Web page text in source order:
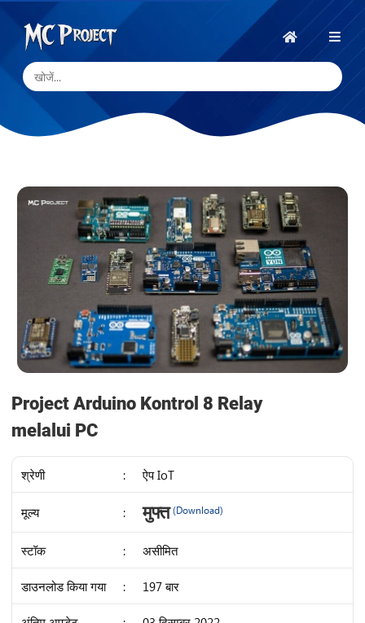
होम
Project Arduino Kontrol 8 Relay
melalui PC
श्रेणी : ऐप IoT
मूल्य :
IDR
मुफ्त (Download)
स्टॉक : असीमित
डाउनलोड किया गया : 197 बार
Project
Official
Store
डिजिटल
स्टोर